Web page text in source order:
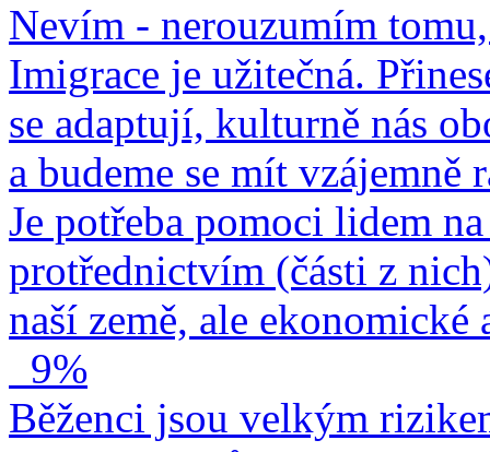
Nevím - nerouzumím
Imigrace je užitečná.
se adaptují, kulturně nás
a budeme se mít vzájemně
Je potřeba pomoci lidem
protřednictvím (části z
naší země, ale
9%
Běženci jsou velkým